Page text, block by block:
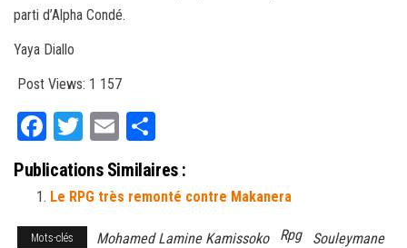
parti d’Alpha Condé.
Yaya Diallo
Post Views: 1 157
Fa
ce
bo
ok
T
tt
er
E
m
ail ag
er
Publications Similaires :
Le RPG très remonté contre Makanera
Mots-clés Mohamed Lamine Kamissoko Rpg
Souleymane